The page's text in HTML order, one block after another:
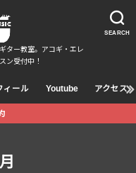
SEARCH
ター教室。アコギ・エレ
ン受付中！
ィール Youtube アクセス